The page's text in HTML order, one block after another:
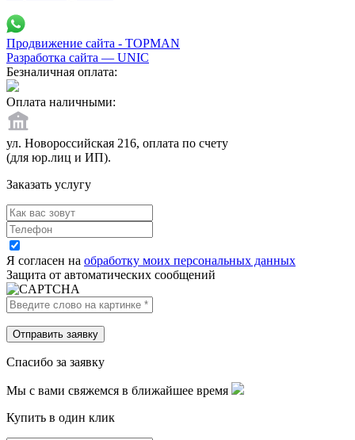
Продвижение сайта - TOPMAN
Разработка сайта — UNIC
Безналичная оплата:
Оплата наличными:
ул. Новороссийская 216, оплата по счету
(для юр.лиц и ИП).
Заказать услугу
Я согласен на обработку моих персональных данных
Защита от автоматических сообщений
Спасибо за заявку
Мы с вами свяжемся в ближайшее время
Купить в один клик